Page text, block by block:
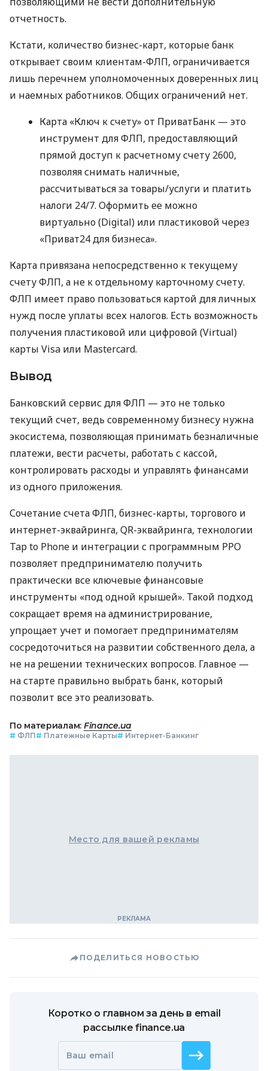
отчетность.
Кстати, количество бизнес-карт, которые банк
открывает своим клиентам-ФЛП, ограничивается
лишь перечнем уполномоченных доверенных лиц
и наемных работников. Общих ограничений нет.
Карта «Ключ к счету» от ПриватБанк — это
инструмент для ФЛП, предоставляющий
прямой доступ к расчетному счету 2600,
позволяя снимать наличные,
рассчитываться за товары/услуги и платить
налоги 24/7. Оформить ее можно
виртуально (Digital) или пластиковой через
«Приват24 для бизнеса».
Карта привязана непосредственно к текущему
счету ФЛП, а не к отдельному карточному счету.
ФЛП имеет право пользоваться картой для личных
нужд после уплаты всех налогов. Есть возможность
получения пластиковой или цифровой (Virtual)
карты Visa или Mastercard.
Вывод
Банковский сервис для ФЛП — это не только
текущий счет, ведь современному бизнесу нужна
экосистема, позволяющая принимать безналичные
платежи, вести расчеты, работать с кассой,
контролировать расходы и управлять финансами
из одного приложения.
Сочетание счета ФЛП, бизнес-карты, торгового и
интернет-эквайринга, QR-эквайринга, технологии
Tap to Phone и интеграции с программным РРО
позволяет предпринимателю получить
практически все ключевые финансовые
инструменты «под одной крышей». Такой подход
сокращает время на администрирование,
упрощает учет и помогает предпринимателям
сосредоточиться на развитии собственного дела, а
не на решении технических вопросов. Главное —
на старте правильно выбрать банк, который
позволит все это реализовать.
По материалам: Finance.ua
# ФЛП# Платежные Карты# Интернет-Банкинг
Место для вашей рекламы
ПОДЕЛИТЬСЯ НОВОСТЬЮ
Коротко о главном за день в email
рассылке finance.ua
Ваш email